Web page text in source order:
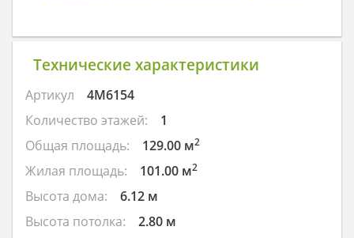
Технические характеристики
Артикул
4M6154
Количество этажей:
1
Общая площадь:
129.00 м2
Жилая площадь: 101.00 м2
Высота дома:
6.12 м
Высота потолка:
2.80 м